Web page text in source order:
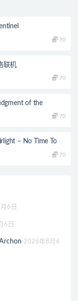
70
联机
70
of the
70
– No Time To
70
6日
6日
2026年8月6